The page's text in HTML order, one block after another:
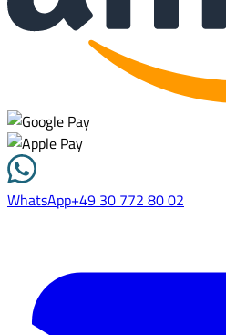
WhatsApp+49 30 772 80 02